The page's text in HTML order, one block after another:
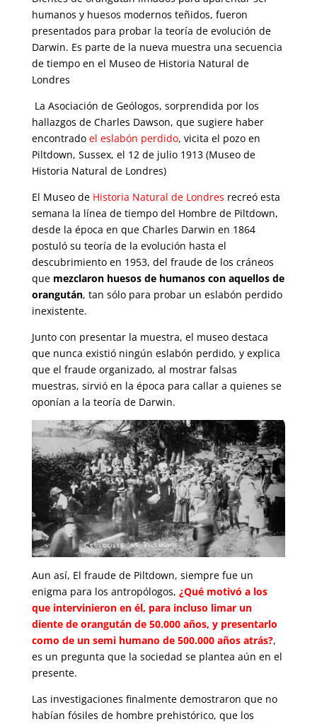
humanos y huesos modernos teñidos, fueron
presentados para probar la teoría de evolución de
Darwin. Es parte de la nueva muestra una secuencia
de tiempo en el Museo de Historia Natural de
Londres
La Asociación de Geólogos, sorprendida por los
hallazgos de Charles Dawson, que sugiere haber
encontrado el eslabón perdido, vicita el pozo en
Piltdown, Sussex, el 12 de julio 1913 (Museo de
Historia Natural de Londres)
El Museo de Historia Natural de Londres recreó esta
semana la línea de tiempo del Hombre de Piltdown,
desde la época en que Charles Darwin en 1864
postuló su teoría de la evolución hasta el
descubrimiento en 1953, del fraude de los cráneos
quemezclaron huesos de humanos con aquellos de
orangután, tan sólo para probar un eslabón perdido
inexistente.
Junto con presentar la muestra, el museo destaca
que nunca existió ningún eslabón perdido, y explica
que el fraude organizado, al mostrar falsas
muestras, sirvió en la época para callar a quienes se
oponían a la teoría de Darwin.
Aun así, El fraude de Piltdown, siempre fue un
enigma para los antropólogos, ¿Qué motivó a los
que intervinieron en él, para incluso limar un
diente de orangután de 50.000 años, y presentarlo
como de un semi humano de 500.000 años atrás?,
es un pregunta que la sociedad se plantea aún en el
presente.
Las investigaciones finalmente demostraron que no
habían fósiles de hombre prehistórico, que los